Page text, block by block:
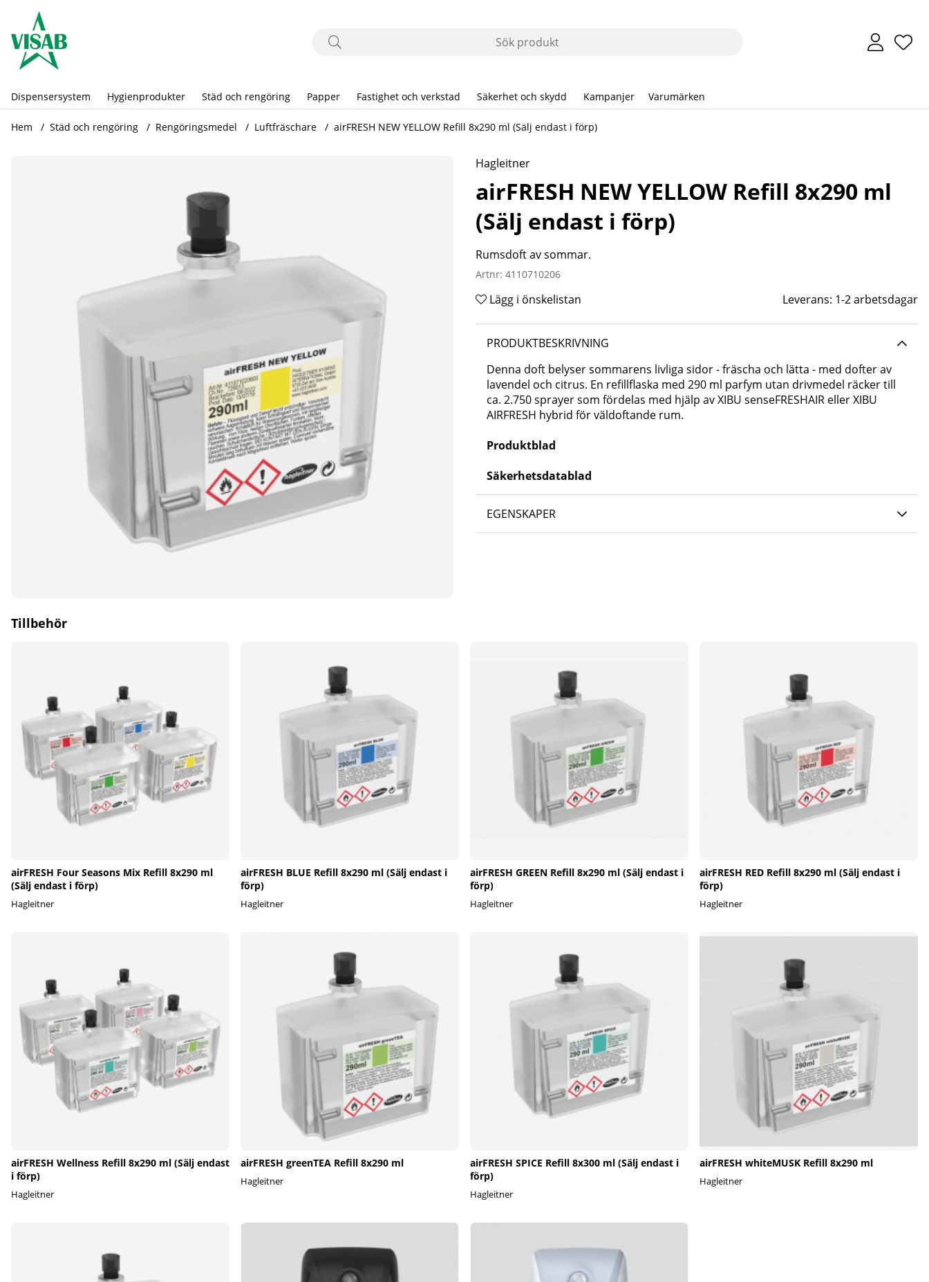
.
Dispensersystem Hygienprodukter Städ och rengöring Papper Fastighet och verkstad Säkerhet och skydd Kampanjer Varumärken
Hem Städ och rengöring Rengöringsmedel Luftfräschare airFRESH NEW YELLOW Refill 8x290 ml (Sälj endast i förp)
Hagleitner
airFRESH NEW YELLOW Refill 8x290 ml
(Sälj endast i förp)
Rumsdoft av sommar.
Artnr: 4110710206
Lägg i önskelistan Leverans: 1-2 arbetsdagar
PRODUKTBESKRIVNING
Denna doft belyser sommarens livliga sidor - fräscha och lätta - med dofter av
lavendel och citrus. En refillflaska med 290 ml parfym utan drivmedel räcker till
ca. 2.750 sprayer som fördelas med hjälp av XIBU senseFRESHAIR eller XIBU
AIRFRESH hybrid för väldoftande rum.
Produktblad
Säkerhetsdatablad
EGENSKAPER
Tillbehör
airFRESH Four Seasons Mix Refill 8x290 ml
(Sälj endast i förp)
Hagleitner
airFRESH BLUE Refill 8x290 ml (Sälj endast i
förp)
Hagleitner
airFRESH GREEN Refill 8x290 ml (Sälj endast i
förp)
Hagleitner
airFRESH RED Refill 8x290 ml (Sälj endast i
förp)
Hagleitner
airFRESH Wellness Refill 8x290 ml (Sälj endast
i förp)
Hagleitner
airFRESH greenTEA Refill 8x290 ml
Hagleitner
airFRESH SPICE Refill 8x300 ml (Sälj endast i
förp)
Hagleitner
airFRESH whiteMUSK Refill 8x290 ml
Hagleitner